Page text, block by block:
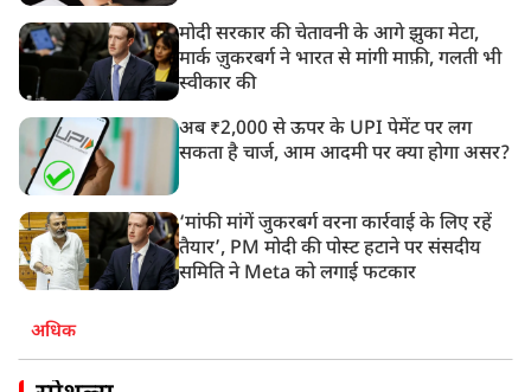
मोदी सरकार की चेतावनी के आगे झुका मेटा,
मार्क ज़ुकरबर्ग ने भारत से मांगी माफ़ी, गलती भी
स्वीकार की
अब ₹2,000 से ऊपर के UPI पेमेंट पर लग
सकता है चार्ज, आम आदमी पर क्या होगा असर?
‘मांफी मांगें जुकरबर्ग वरना कार्रवाई के लिए रहें
तैयार’, PM मोदी की पोस्ट हटाने पर संसदीय
समिति ने Meta को लगाई फटकार
अधिक